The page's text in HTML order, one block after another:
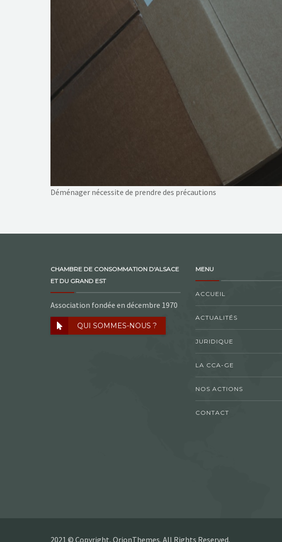
Déménager nécessite de prendre des précautions
CHAMBRE DE CONSOMMATION D'ALSACE
ET DU GRAND EST
Association fondée en décembre 1970
QUI SOMMES-NOUS ?
MENU
ACCUEIL
ACTUALITÉS
JURIDIQUE
LA CCA-GE
NOS ACTIONS
CONTACT
2021 © Copyright, OrionThemes. All Rights Reserved.